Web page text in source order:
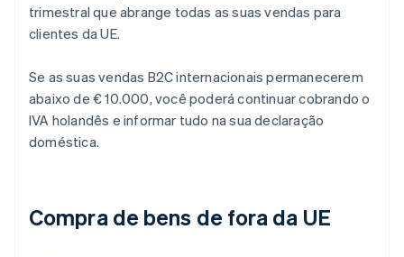
trimestral que abrange todas as suas vendas para
clientes da UE.
Se as suas vendas B2C internacionais permanecerem
abaixo de € 10.000, você poderá continuar cobrando o
IVA holandês e informar tudo na sua declaração
doméstica.
Compra de bens de fora da UE